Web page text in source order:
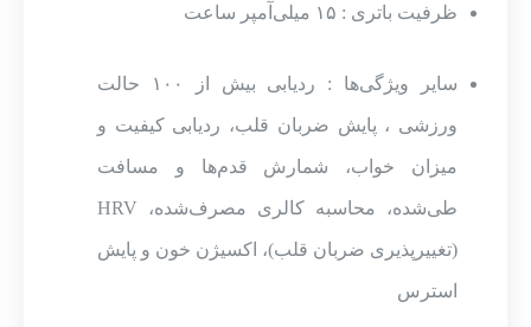
ظرفیت باتری : ۱۵ میلی‌آمپر ساعت
سایر ویژگی‌ها : ردیابی بیش از ۱۰۰ حالت
ورزشی ، پایش ضربان قلب، ردیابی کیفیت و
میزان خواب، شمارش قدم‌ها و مسافت
طی‌شده، محاسبه کالری مصرف‌شده، HRV
(تغییرپذیری ضربان قلب)، اکسیژن خون و پایش
استرس